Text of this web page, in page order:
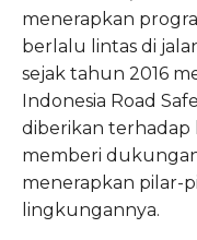
menerapkan
berlalu lintas di
sejak tahun 2016
Indonesia Road
diberikan
memberi
menerapkan pilar-
lingkungannya.